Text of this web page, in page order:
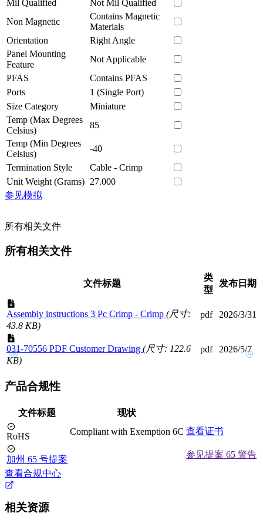
Mil Qualified
Not Mil Qualified
Non Magnetic
Contains Magnetic
Materials
Orientation
Right Angle
Panel Mounting
Feature
Not Applicable
PFAS
Contains PFAS
Ports
1 (Single Port)
Size Category
Miniature
Temp (Max Degrees
Celsius)
85
Temp (Min Degrees
Celsius)
-40
Termination Style
Cable - Crimp
Unit Weight (Grams) 27.000
参见模拟
所有相关文件
所有相关文件
文件标题
类
型
发布日期
Assembly instructions 3 Pc Crimp - Crimp (尺寸:
43.8 KB)
pdf 2026/3/31
031-70556 PDF Customer Drawing (尺寸: 122.6
KB)
pdf 2026/5/7
产品合规性
文件标题 现状
RoHS Compliant with Exemption 6C 查看证书
加州 65 号提案
参见提案 65 警告
查看合规中心
相关资源